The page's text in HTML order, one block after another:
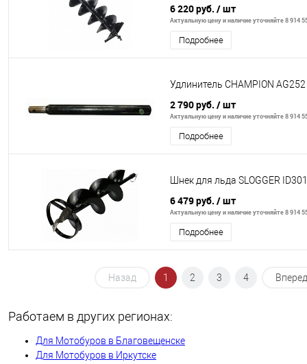
длина 800мм
6 220 руб. / шт
Актуальную цену и наличие уточняйте 8 914
Подробнее
Удлинитель CHAMPION
2 790 руб. / шт
Актуальную цену и наличие уточняйте 8 914
Подробнее
Шнек для льда SLOGGER ID301
6 479 руб. / шт
Актуальную цену и наличие уточняйте 8 914
Подробнее
Назад 1 2 3 4 Вперед
Работаем в других регионах:
Для Мотобуров в Благовещенске
Для Мотобуров в Иркутске